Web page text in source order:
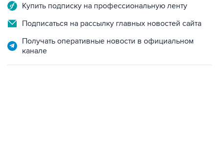
Купить подписку на профессиональную ленту
Подписаться на рассылку главных новостей сайта
Получать оперативные новости в официальном
канале